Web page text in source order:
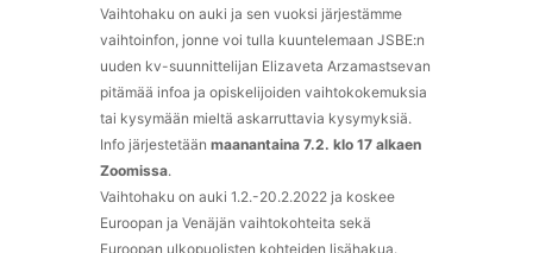
Vaihtohaku on auki ja sen vuoksi järjestämme
vaihtoinfon, jonne voi tulla kuuntelemaan JSBE:n
uuden kv-suunnittelijan Elizaveta Arzamastsevan
pitämää infoa ja opiskelijoiden vaihtokokemuksia
tai kysymään mieltä askarruttavia kysymyksiä.
Info järjestetään maanantaina 7.2. klo 17 alkaen
Zoomissa.
Vaihtohaku on auki 1.2.-20.2.2022 ja koskee
Euroopan ja Venäjän vaihtokohteita sekä
Euroopan ulkopuolisten kohteiden lisähakua.